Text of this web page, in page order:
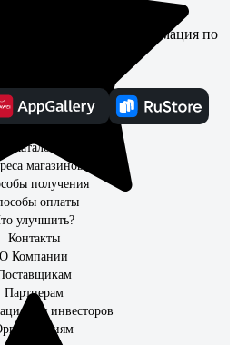
чтобы информация по
Каталог
магазинов
получения
оплаты
улучшить?
Контакты
О Компании
Партнерам
для инвесторов